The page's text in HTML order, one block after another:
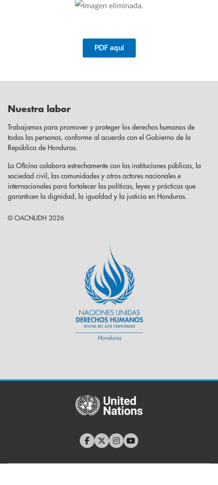
PDF aquí
Nuestra labor
Trabajamos para promover y proteger los derechos humanos de
todas las personas, conforme al acuerdo con el Gobierno de la
República de Honduras.
La Oficina colabora estrechamente con las instituciones públicas, la
sociedad civil, las comunidades y otros actores nacionales e
internacionales para fortalecer las políticas, leyes y prácticas que
garanticen la dignidad, la igualdad y la justicia en Honduras.
© OACNUDH 2026